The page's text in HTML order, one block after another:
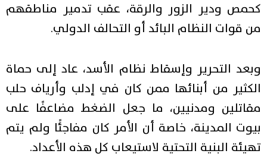
كحمص ودير الزور والرقة، عقب تدمير مناطقهم
من قوات النظام البائد أو التحالف الدولي.
وبعد التحرير وإسقاط نظام الأسد، عاد إلى حماة
الكثير من أبنائها ممن كان في إدلب وأرياف حلب
مقاتلين ومدنيين، ما جعل الضغط مضاعفًا على
بيوت المدينة، خاصة أن الأمر كان مفاجئًا ولم يتم
تهيئة البنية التحتية لاستيعاب كل هذه الأعداد.